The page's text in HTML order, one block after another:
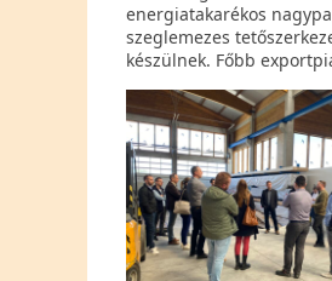
energiatakarékos
szeglemezes
készülnek. Főbb